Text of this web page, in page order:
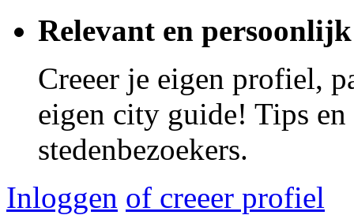
Relevant en persoonlijk
Creeer je eigen profiel,
eigen city guide! Tips
stedenbezoekers.
Inloggen of creeer profiel